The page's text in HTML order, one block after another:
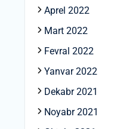
Aprel 2022
Mart 2022
Fevral 2022
Yanvar 2022
Dekabr 2021
Noyabr 2021